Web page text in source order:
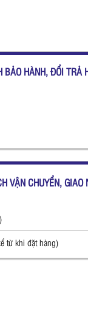
HÀNH, ĐỔI TRẢ
VẬN CHUYỂN, GIAO
từ khi đặt hàng)